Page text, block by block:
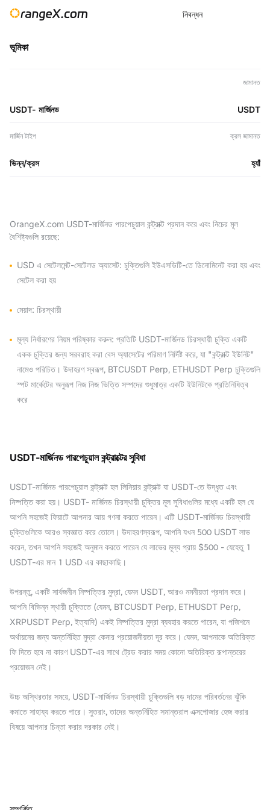
নিবন্ধন
ভূমিকা
USDT- মার্জিনড
জামানত
USDT
মার্জিন টাইপ
ভিন্ন/ক্রস
ক্রস জামানত
হ্যাঁ
OrangeX.com USDT-মার্জিনড পারপেচুয়াল কন্ট্রাক্ট প্রদান করে এবং নিচের মূল
বৈশিষ্ট্যগুলি রয়েছে:
USD এ সেটেলমেন্ট-সেটেলড অ্যাসেট: চুক্তিগুলি ইউএসডিটি-তে ডিনোমিনেট করা হয় এবং
সেটেল করা হয়
মেয়াদ: চিরস্থায়ী
মূল্য নির্ধারণের নিয়ম পরিষ্কার করুন: প্রতিটি USDT-মার্জিনড চিরস্থায়ী চুক্তি একটি
একক চুক্তির জন্য সরবরাহ করা বেস অ্যাসেটের পরিমাণ নির্দিষ্ট করে, যা "কন্ট্রাক্ট ইউনিট"
নামেও পরিচিত। উদাহরণ স্বরূপ, BTCUSDT Perp, ETHUSDT Perp চুক্তিগুলি
স্পট মার্কেটের অনুরূপ নিজ নিজ ভিত্তি সম্পদের শুধুমাত্র একটি ইউনিটকে প্রতিনিধিত্ব
করে
USDT-মার্জিনড পারপেচুয়াল কন্ট্রাক্টের সুবিধা
USDT-মার্জিনড পারপেচুয়াল কন্ট্রাক্ট হল লিনিয়ার কন্ট্রাক্ট যা USDT-তে উদ্ধৃত এবং
নিষ্পত্তি করা হয়। USDT- মার্জিনড চিরস্থায়ী চুক্তির মূল সুবিধাগুলির মধ্যে একটি হল যে
আপনি সহজেই ফিয়াটে আপনার আয় গণনা করতে পারেন। এটি USDT-মার্জিনড চিরস্থায়ী
চুক্তিগুলিকে আরও স্বজ্ঞাত করে তোলে। উদাহরণস্বরূপ, আপনি যখন 500 USDT লাভ
করেন, তখন আপনি সহজেই অনুমান করতে পারেন যে লাভের মূল্য প্রায় $500 - যেহেতু 1
USDT-এর মান 1 USD এর কাছাকাছি।
উপরন্তু, একটি সার্বজনীন নিষ্পত্তির মুদ্রা, যেমন USDT, আরও নমনীয়তা প্রদান করে।
আপনি বিভিন্ন স্থায়ী চুক্তিতে (যেমন, BTCUSDT Perp, ETHUSDT Perp,
XRPUSDT Perp, ইত্যাদি) একই নিষ্পত্তির মুদ্রা ব্যবহার করতে পারেন, যা পজিশনে
অর্থায়নের জন্য অন্তর্নিহিত মুদ্রা কেনার প্রয়োজনীয়তা দূর করে। যেমন, আপনাকে অতিরিক্ত
ফি দিতে হবে না কারণ USDT-এর সাথে ট্রেড করার সময় কোনো অতিরিক্ত রূপান্তরের
প্রয়োজন নেই।
উচ্চ অস্থিরতার সময়ে, USDT-মার্জিনড চিরস্থায়ী চুক্তিগুলি বড় দামের পরিবর্তনের ঝুঁকি
কমাতে সাহায্য করতে পারে। সুতরাং, তাদের অন্তর্নিহিত সমান্তরাল এক্সপোজার হেজ করার
বিষয়ে আপনার চিন্তা করার দরকার নেই।